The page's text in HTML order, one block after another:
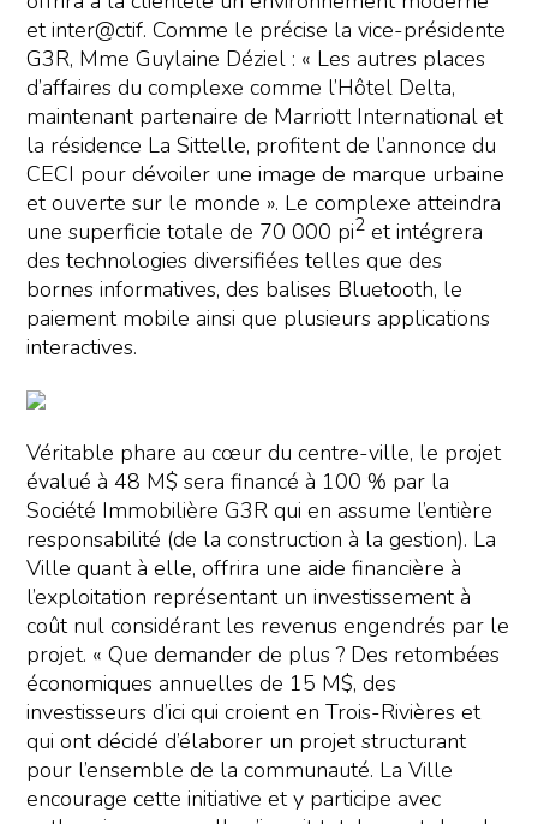
et inter@ctif. Comme le précise la vice-présidente
G3R, Mme Guylaine Déziel : « Les autres places
d’affaires du complexe comme l’Hôtel Delta,
maintenant partenaire de Marriott International et
la résidence La Sittelle, profitent de l’annonce du
CECI pour dévoiler une image de marque urbaine
et ouverte sur le monde ». Le complexe atteindra
une superficie totale de 70 000 pi2 et intégrera
des technologies diversifiées telles que des
bornes informatives, des balises Bluetooth, le
paiement mobile ainsi que plusieurs applications
interactives.
Véritable phare au cœur du centre-ville, le projet
évalué à 48 M$ sera financé à 100 % par la
Société Immobilière G3R qui en assume l’entière
responsabilité (de la construction à la gestion). La
Ville quant à elle, offrira une aide financière à
l’exploitation représentant un investissement à
coût nul considérant les revenus engendrés par le
projet. « Que demander de plus ? Des retombées
économiques annuelles de 15 M$, des
investisseurs d’ici qui croient en Trois-Rivières et
qui ont décidé d’élaborer un projet structurant
pour l’ensemble de la communauté. La Ville
encourage cette initiative et y participe avec